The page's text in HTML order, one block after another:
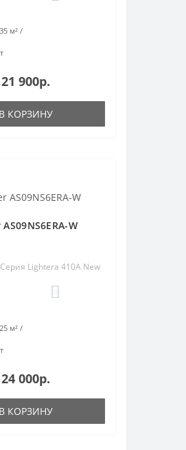
м²
21 900р.
В КОРЗИНУ
W
Lightera 410A New
м²
24 000р.
В КОРЗИНУ